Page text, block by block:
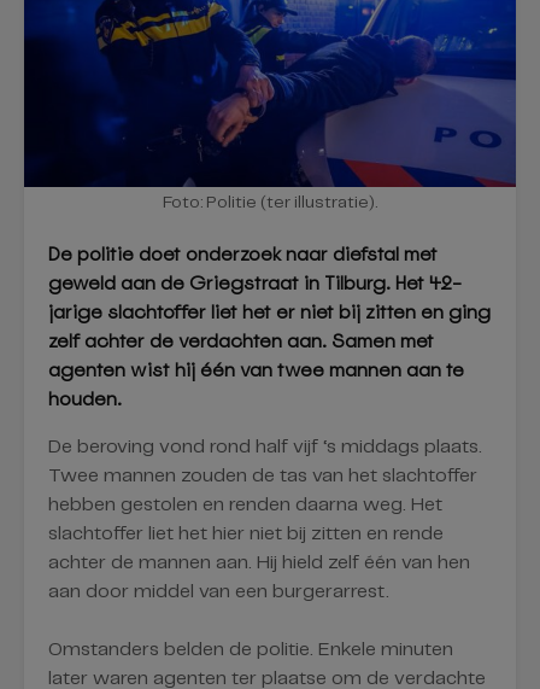
Foto: Politie (ter illustratie).
De politie doet onderzoek naar diefstal met
geweld aan de Griegstraat in Tilburg. Het 42-
jarige slachtoffer liet het er niet bij zitten en ging
zelf achter de verdachten aan. Samen met
agenten wist hij één van twee mannen aan te
houden.
De beroving vond rond half vijf ‘s middags plaats.
Twee mannen zouden de tas van het slachtoffer
hebben gestolen en renden daarna weg. Het
slachtoffer liet het hier niet bij zitten en rende
achter de mannen aan. Hij hield zelf één van hen
aan door middel van een burgerarrest.
Omstanders belden de politie. Enkele minuten
later waren agenten ter plaatse om de verdachte